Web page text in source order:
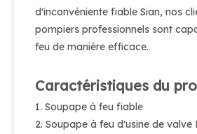
d'inconvéniente fiable Sian, nos
pompiers professionnels sont
feu de manière efficace.
Caractéristiques du
1. Soupape à feu fiable
2. Soupape à feu d'usine de valve